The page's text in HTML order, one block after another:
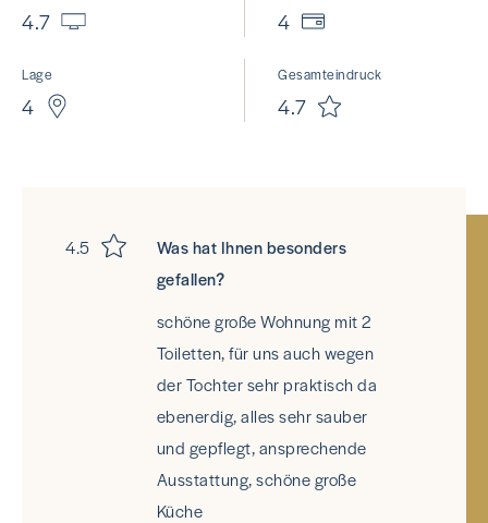
4.7 4
Lage
4
Gesamteindruck
4.7
4.5
Was hat Ihnen besonders
gefallen?
schöne große Wohnung mit 2
Toiletten, für uns auch wegen
der Tochter sehr praktisch da
ebenerdig, alles sehr sauber
und gepflegt, ansprechende
Ausstattung, schöne große
Küche